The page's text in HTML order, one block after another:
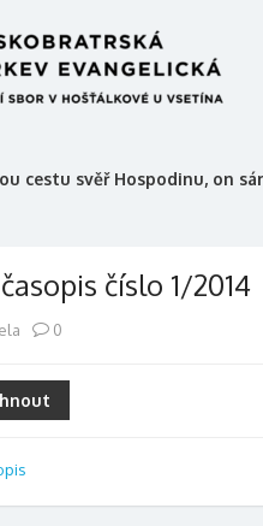
cestu svěř Hospodinu, on
číslo 1/2014
0